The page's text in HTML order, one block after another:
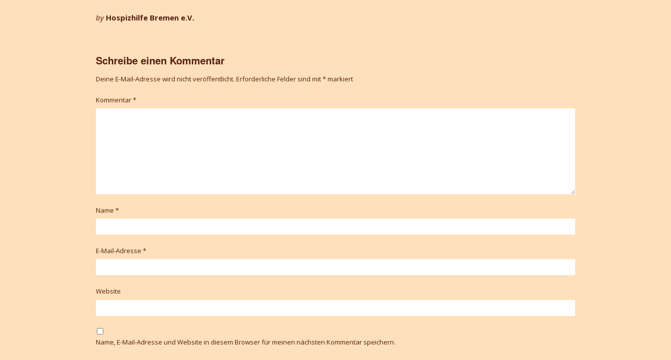
by Hospizhilfe Bremen e.V.
Schreibe einen Kommentar
Deine E-Mail-Adresse wird nicht veröffentlicht. Erforderliche Felder sind mit*markiert
Kommentar*
Name *
E-Mail-Adresse *
Website
Name, E-Mail-Adresse und Website in diesem Browser für meinen nächsten Kommentar speichern.